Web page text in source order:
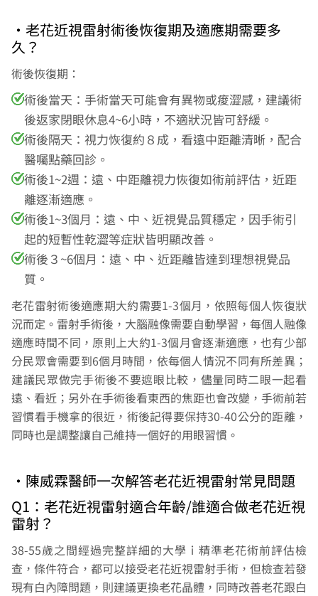
•老花近視雷射術後恢復期及適應期需要多
久？
術後恢復期：
術後當天：手術當天可能會有異物或痠澀感，建議術
後返家閉眼休息4~6小時，不適狀況皆可舒緩。
術後隔天：視力恢復約８成，看遠中距離清晰，配合
醫囑點藥回診。
術後1~2週：遠、中距離視力恢復如術前評估，近距
離逐漸適應。
術後1~3個月：遠、中、近視覺品質穩定，因手術引
起的短暫性乾澀等症狀皆明顯改善。
術後３~6個月：遠、中、近距離皆達到理想視覺品
質。
老花雷射術後適應期大約需要1-3個月，依照每個人恢復狀
況而定。雷射手術後，大腦融像需要自動學習，每個人融像
適應時間不同，原則上大約1-3個月會逐漸適應，也有少部
分民眾會需要到6個月時間，依每個人情況不同有所差異；
建議民眾做完手術後不要遮眼比較，儘量同時二眼一起看
遠、看近；另外在手術後看東西的焦距也會改變，手術前若
習慣看手機拿的很近，術後記得要保持30-40公分的距離，
同時也是調整讓自己維持一個好的用眼習慣。
•陳威霖醫師一次解答老花近視雷射常見問題
Q1：老花近視雷射適合年齡/誰適合做老花近視
雷射？
38-55歲之間經過完整詳細的大學ｉ精準老花術前評估檢
查，條件符合，都可以接受老花近視雷射手術，但檢查若發
現有白內障問題，則建議更換老花晶體，同時改善老花跟白